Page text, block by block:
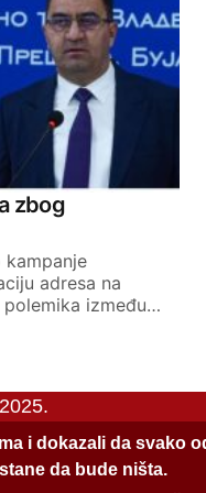
zbog
kampanje
adresa na
između…
i dokazali da svako
da bude ništa.